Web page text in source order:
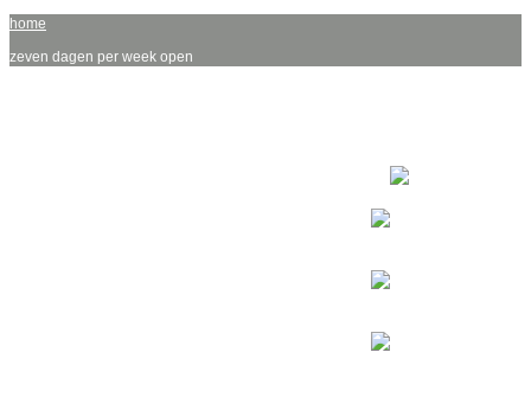
home
zeven dagen per week open